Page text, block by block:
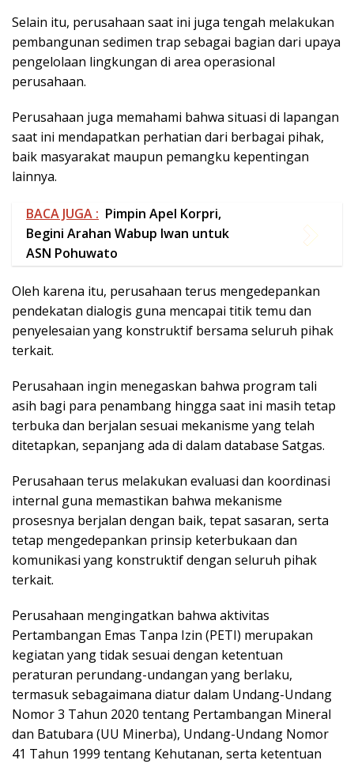
Selain itu, perusahaan saat ini juga tengah melakukan
pembangunan sedimen trap sebagai bagian dari upaya
pengelolaan lingkungan di area operasional
perusahaan.
Perusahaan juga memahami bahwa situasi di lapangan
saat ini mendapatkan perhatian dari berbagai pihak,
baik masyarakat maupun pemangku kepentingan
lainnya.
BACA JUGA : Pimpin Apel Korpri,
Begini Arahan Wabup Iwan untuk
ASN Pohuwato
Oleh karena itu, perusahaan terus mengedepankan
pendekatan dialogis guna mencapai titik temu dan
penyelesaian yang konstruktif bersama seluruh pihak
terkait.
Perusahaan ingin menegaskan bahwa program tali
asih bagi para penambang hingga saat ini masih tetap
terbuka dan berjalan sesuai mekanisme yang telah
ditetapkan, sepanjang ada di dalam database Satgas.
Perusahaan terus melakukan evaluasi dan koordinasi
internal guna memastikan bahwa mekanisme
prosesnya berjalan dengan baik, tepat sasaran, serta
tetap mengedepankan prinsip keterbukaan dan
komunikasi yang konstruktif dengan seluruh pihak
terkait.
Perusahaan mengingatkan bahwa aktivitas
Pertambangan Emas Tanpa Izin (PETI) merupakan
kegiatan yang tidak sesuai dengan ketentuan
peraturan perundang-undangan yang berlaku,
termasuk sebagaimana diatur dalam Undang-Undang
Nomor 3 Tahun 2020 tentang Pertambangan Mineral
dan Batubara (UU Minerba), Undang-Undang Nomor
41 Tahun 1999 tentang Kehutanan, serta ketentuan